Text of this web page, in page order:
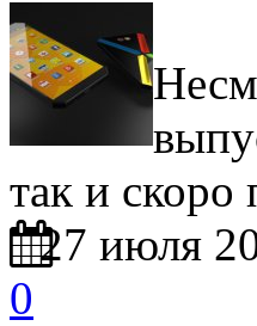
так и скоро
27 июля
0